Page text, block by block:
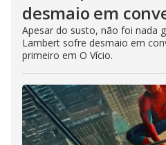
desmaio em
Apesar do susto, não foi nada
Lambert sofre desmaio em
primeiro em O Vício.